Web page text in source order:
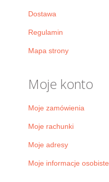
Dostawa
Regulamin
Mapa strony
Moje konto
Moje zamówienia
Moje rachunki
Moje adresy
Moje informacje osobiste